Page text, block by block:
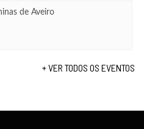
de Aveiro
+ VER TODOS OS EVENTOS